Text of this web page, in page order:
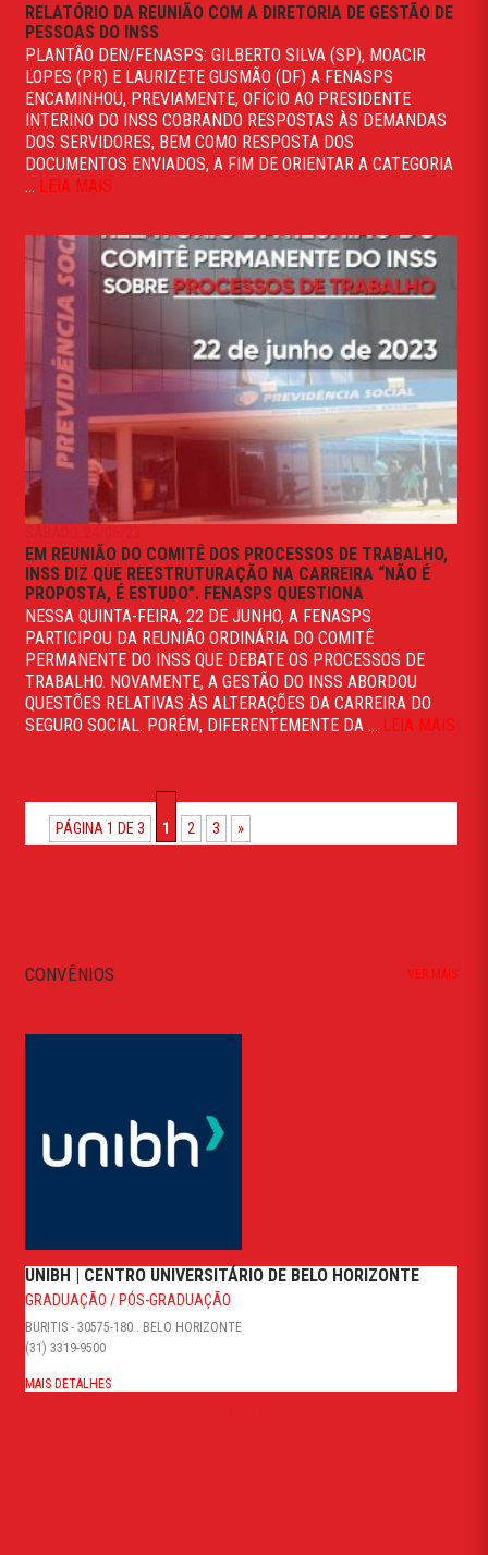
RELATÓRIO DA REUNIÃO COM A DIRETORIA DE GESTÃO DE
PESSOAS DO INSS
PLANTÃO DEN/FENASPS: GILBERTO SILVA (SP), MOACIR
LOPES (PR) E LAURIZETE GUSMÃO (DF) A FENASPS
ENCAMINHOU, PREVIAMENTE, OFÍCIO AO PRESIDENTE
INTERINO DO INSS COBRANDO RESPOSTAS ÀS DEMANDAS
DOS SERVIDORES, BEM COMO RESPOSTA DOS
DOCUMENTOS ENVIADOS, A FIM DE ORIENTAR A CATEGORIA
... LEIA MAIS
EM REUNIÃO DO COMITÊ DOS PROCESSOS DE TRABALHO,
INSS DIZ QUE REESTRUTURAÇÃO NA CARREIRA “NÃO É
PROPOSTA, É ESTUDO”. FENASPS QUESTIONA
NESSA QUINTA-FEIRA, 22 DE JUNHO, A FENASPS
PARTICIPOU DA REUNIÃO ORDINÁRIA DO COMITÊ
PERMANENTE DO INSS QUE DEBATE OS PROCESSOS DE
TRABALHO. NOVAMENTE, A GESTÃO DO INSS ABORDOU
QUESTÕES RELATIVAS ÀS ALTERAÇÕES DA CARREIRA DO
SEGURO SOCIAL. PORÉM, DIFERENTEMENTE DA ... LEIA MAIS
PÁGINA 1 DE 3 1 2 3 »
CONVÊNIOS VER MAIS
UNIBH | CENTRO UNIVERSITÁRIO DE BELO HORIZONTE
GRADUAÇÃO / PÓS-GRADUAÇÃO
BURITIS - 30575-180 . BELO HORIZONTE
(31) 3319-9500
MAIS DETALHES